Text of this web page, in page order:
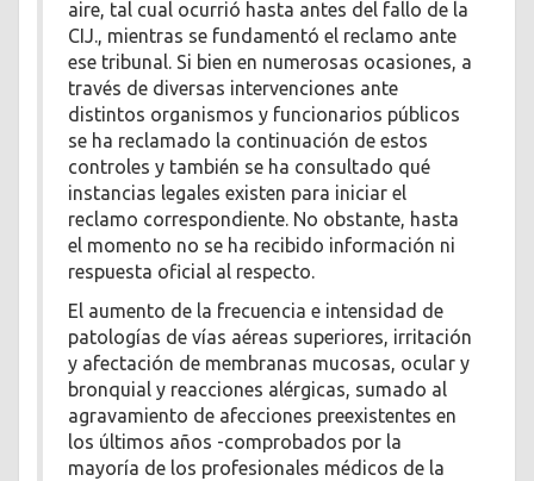
aire, tal cual ocurrió hasta antes del fallo de la
CIJ., mientras se fundamentó el reclamo ante
ese tribunal. Si bien en numerosas ocasiones, a
través de diversas intervenciones ante
distintos organismos y funcionarios públicos
se ha reclamado la continuación de estos
controles y también se ha consultado qué
instancias legales existen para iniciar el
reclamo correspondiente. No obstante, hasta
el momento no se ha recibido información ni
respuesta oficial al respecto.
El aumento de la frecuencia e intensidad de
patologías de vías aéreas superiores, irritación
y afectación de membranas mucosas, ocular y
bronquial y reacciones alérgicas, sumado al
agravamiento de afecciones preexistentes en
los últimos años -comprobados por la
mayoría de los profesionales médicos de la